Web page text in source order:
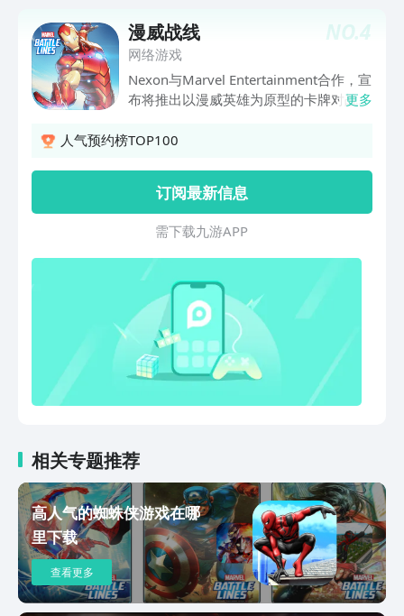
键！探索扭曲的漫威梦魇世界沉浸全新的
原创剧情，直面英雄心魔试炼，透过独特
的视觉效果，将带来一场充满惊喜与转折
的震撼冒险！※《漫威秘法狂潮》部分内
管理办法分类为辅16级。※ 本应用游戏
他费用。※ 请注意使用时间，避免沉迷。
NO.4
漫威战线
网络游戏
Nexon与Marvel Entertainment合作，宣
布将推出以漫威英雄为原型的卡牌对战游
新型战略卡牌对战游戏，拥有数百款标志
牌，进行单人战役（由漫威作家Alex
Irvine所创造的世界观故事）或者PVP对
战。游戏将于2018年发布。
更多
人气预约榜TOP100
订阅最新信息
需 下 载 九 游 A P P
相关专题推荐
高人气的蜘蛛侠游戏在哪
里下载
查看更多